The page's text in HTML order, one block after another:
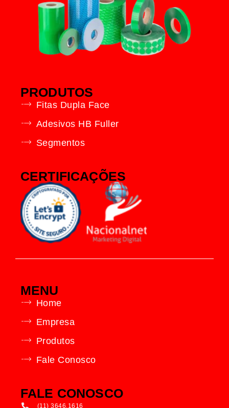
PRODUTOS
Fitas Dupla Face
Adesivos HB Fuller
Segmentos
CERTIFICAÇÕES
MENU
Home
Empresa
Produtos
Fale Conosco
FALE CONOSCO
(11) 3646.1616